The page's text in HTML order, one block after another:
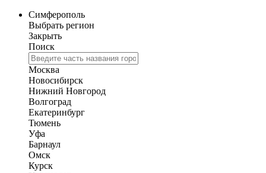
Симферополь
Выбрать регион
Закрыть
Поиск
Москва
Новосибирск
Нижний Новгород
Волгоград
Екатеринбург
Тюмень
Уфа
Барнаул
Омск
Курск